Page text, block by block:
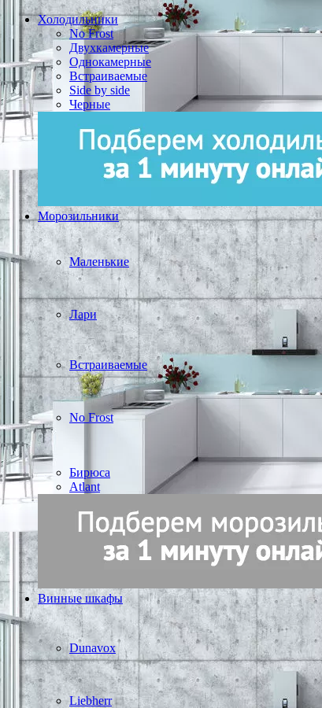
Холодильники
No Frost
Двухкамерные
Однокамерные
Встраиваемые
Side by side
Черные
Морозильники
Маленькие
Лари
Встраиваемые
No Frost
Бирюса
Atlant
Винные шкафы
Dunavox
Liebherr